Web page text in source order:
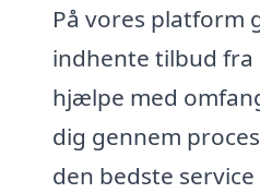
På vores platform
indhente tilbud fra
hjælpe med
dig gennem
den bedste